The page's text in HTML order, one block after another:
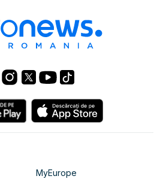
MyEurope